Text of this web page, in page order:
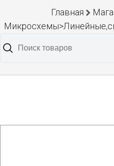
Главная